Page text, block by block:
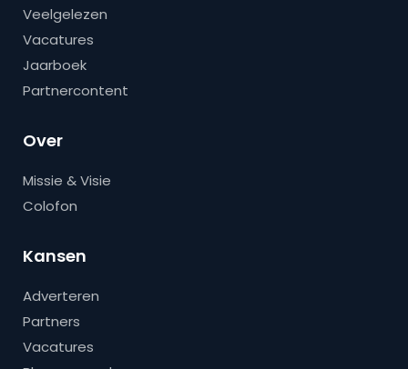
Veelgelezen
Vacatures
Jaarboek
Partnercontent
Over
Missie & Visie
Colofon
Kansen
Adverteren
Partners
Vacatures